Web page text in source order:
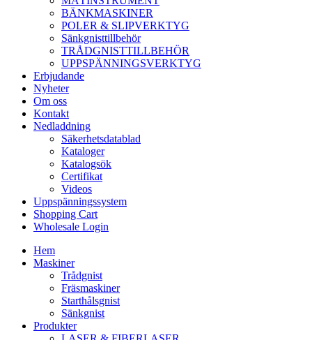
BÄNKMASKINER
POLER & SLIPVERKTYG
Sänkgnisttillbehör
TRÅDGNISTTILLBEHÖR
UPPSPÄNNINGSVERKTYG
Erbjudande
Nyheter
Om oss
Kontakt
Nedladdning
Säkerhetsdatablad
Kataloger
Katalogsök
Certifikat
Videos
Uppspänningssystem
Shopping Cart
Wholesale Login
Hem
Maskiner
Trådgnist
Fräsmaskiner
Starthålsgnist
Sänkgnist
Produkter